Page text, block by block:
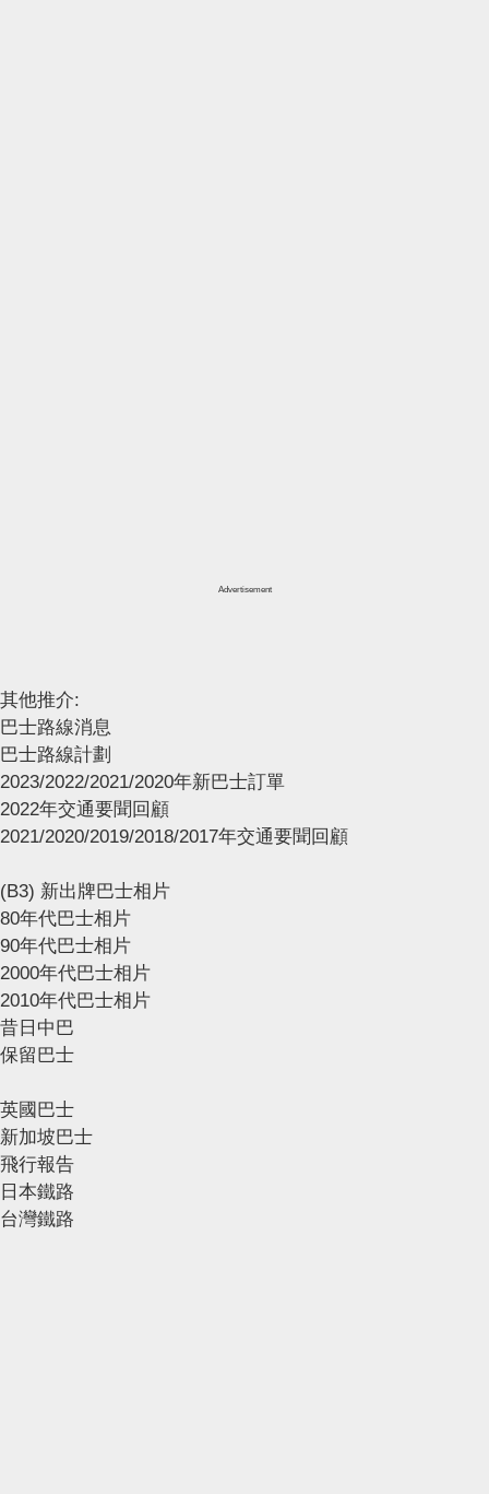
Advertisement
其他推介:
巴士路線消息
巴士路線計劃
2023/2022/2021/2020年新巴士訂單
2022年交通要聞回顧
2021/2020/2019/2018/2017年交通要聞回顧
(B3) 新出牌巴士相片
80年代巴士相片
90年代巴士相片
2000年代巴士相片
2010年代巴士相片
昔日中巴
保留巴士
英國巴士
新加坡巴士
飛行報告
日本鐵路
台灣鐵路